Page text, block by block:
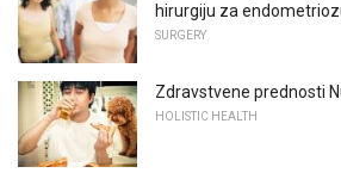
hirurgiju za
SURGERY
Zdravstvene prednosti
HOLISTIC HEALTH